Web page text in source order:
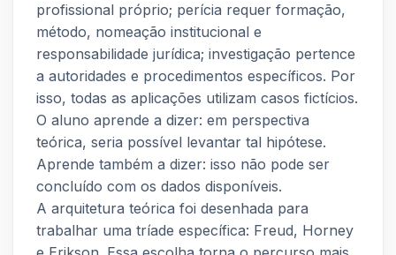
profissional próprio; perícia requer formação,
método, nomeação institucional e
responsabilidade jurídica; investigação pertence
a autoridades e procedimentos específicos. Por
isso, todas as aplicações utilizam casos fictícios.
O aluno aprende a dizer: em perspectiva
teórica, seria possível levantar tal hipótese.
Aprende também a dizer: isso não pode ser
concluído com os dados disponíveis.
A arquitetura teórica foi desenhada para
trabalhar uma tríade específica: Freud, Horney